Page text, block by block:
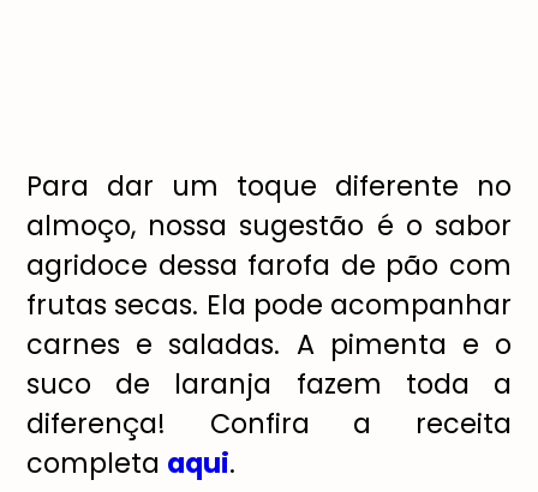
Para dar um toque diferente no
almoço, nossa sugestão é o sabor
agridoce dessa farofa de pão com
frutas secas. Ela pode acompanhar
carnes e saladas. A pimenta e o
suco de laranja fazem toda a
diferença! Confira a receita
completa aqui.